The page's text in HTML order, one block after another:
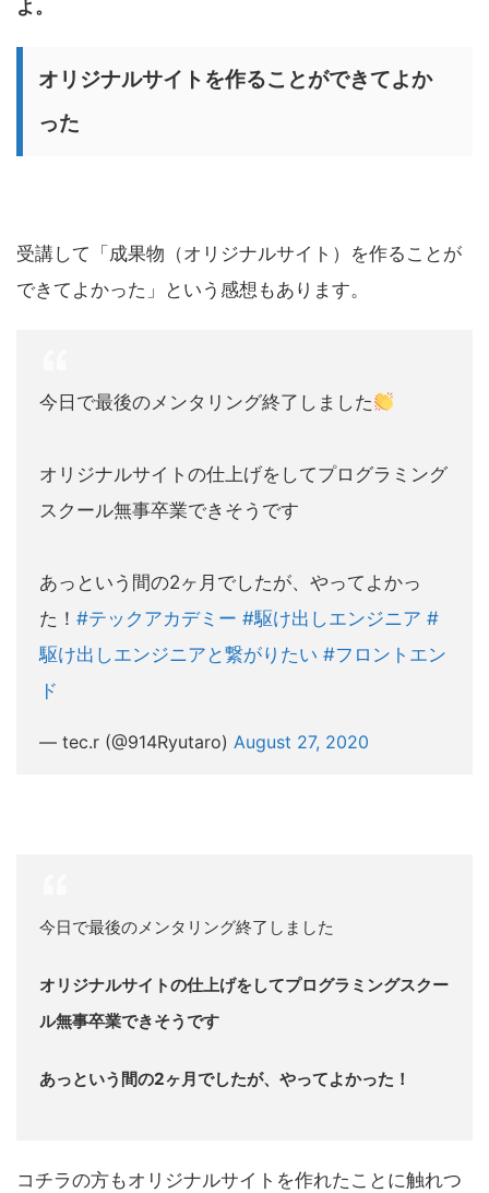
よ。
オリジナルサイトを作ることができてよか
った
受講して「成果物（オリジナルサイト）を作ることが
できてよかった」という感想もあります。
今日で最後のメンタリング終了しました
オリジナルサイトの仕上げをしてプログラミング
スクール無事卒業できそうです
あっという間の2ヶ月でしたが、やってよかっ
た！ #テックアカデミー #駆け出しエンジニア #
駆け出しエンジニアと繋がりたい #フロントエン
ド
— tec.r (@914Ryutaro) August 27, 2020
今日で最後のメンタリング終了しました
オリジナルサイトの仕上げをしてプログラミングスクー
ル無事卒業できそうです
あっという間の2ヶ月でしたが、やってよかった！
コチラの方もオリジナルサイトを作れたことに触れつ